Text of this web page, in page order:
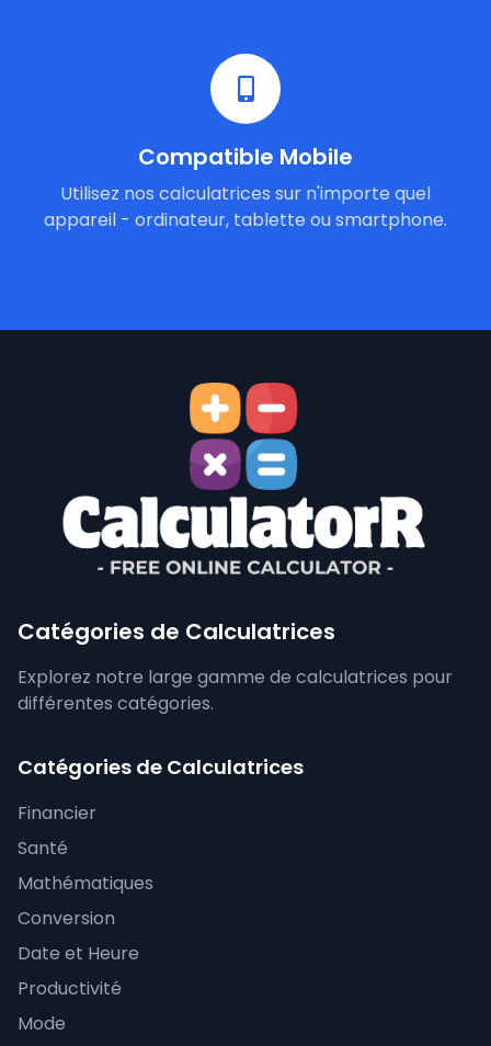
Compatible Mobile
Utilisez nos calculatrices sur n'importe quel
appareil - ordinateur, tablette ou smartphone.
Catégories de Calculatrices
Explorez notre large gamme de calculatrices pour
différentes catégories.
Catégories de Calculatrices
Financier
Santé
Mathématiques
Conversion
Date et Heure
Productivité
Mode